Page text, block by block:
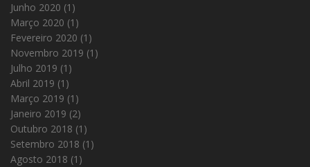
Junho 2020 (1)
Março 2020 (1)
Fevereiro 2020 (1)
Novembro 2019 (1)
Julho 2019 (1)
Abril 2019 (1)
Março 2019 (1)
Janeiro 2019 (2)
Outubro 2018 (1)
Setembro 2018 (1)
Agosto 2018 (1)